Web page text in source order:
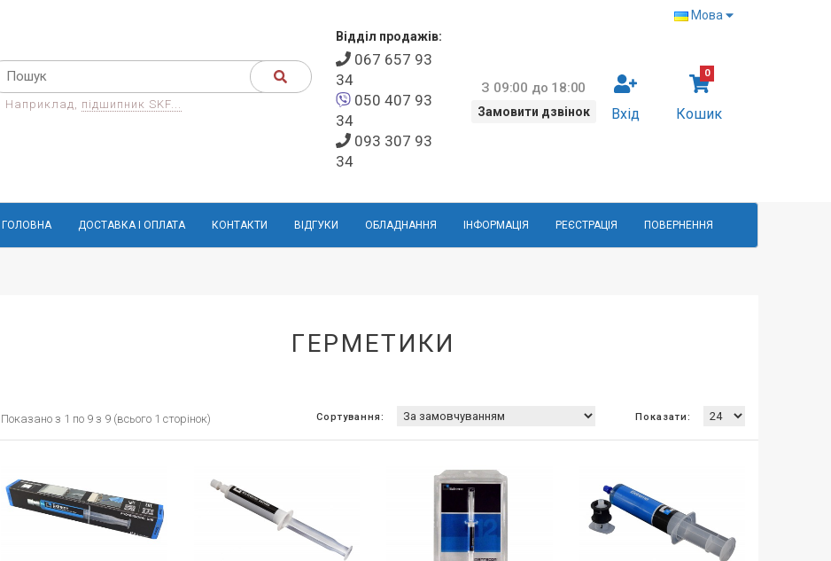
Мова
Наприклад, підшипник SKF...
Відділ продажів:
067 657 93
34
050 407 93
34
093 307 93
34
З 09:00 до 18:00
Замовити дзвінок Вхід Кошик
0
ГОЛОВНА ДОСТАВКА І ОПЛАТА КОНТАКТИ ВІДГУКИ ОБЛАДНАННЯ ІНФОРМАЦІЯ РЕЄСТРАЦІЯ ПОВЕРНЕННЯ
ГЕРМЕТИКИ
Показано з 1 по 9 з 9 (всього 1 сторінок) Показати:
Сортування: